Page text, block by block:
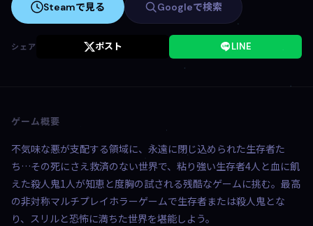
Steamで見る Googleで検索
シェア ポスト LINE
ゲーム概要
不気味な悪が支配する領域に、永遠に閉じ込められた生存者た
ち…その死にさえ救済のない世界で、粘り強い生存者4人と血に飢
えた殺人鬼1人が知恵と度胸の試される残酷なゲームに挑む。最高
の非対称マルチプレイホラーゲームで生存者または殺人鬼とな
り、スリルと恐怖に満ちた世界を堪能しよう。